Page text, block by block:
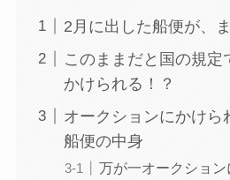
2月に出した船便が、
このままだと国の規定
かけられる！？
オークションにかけら
船便の中身
万が一オークション